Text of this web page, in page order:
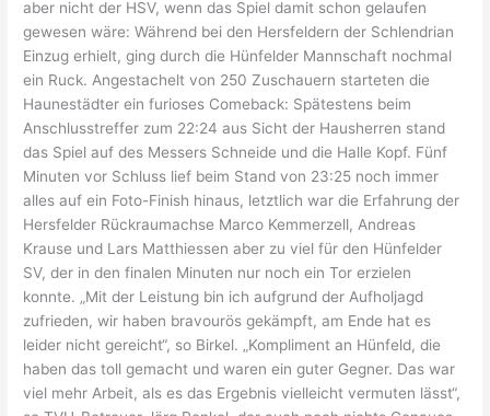
aber nicht der HSV, wenn das Spiel damit schon gelaufen
gewesen wäre: Während bei den Hersfeldern der Schlendrian
Einzug erhielt, ging durch die Hünfelder Mannschaft nochmal
ein Ruck. Angestachelt von 250 Zuschauern starteten die
Haunestädter ein furioses Comeback: Spätestens beim
Anschlusstreffer zum 22:24 aus Sicht der Hausherren stand
das Spiel auf des Messers Schneide und die Halle Kopf. Fünf
Minuten vor Schluss lief beim Stand von 23:25 noch immer
alles auf ein Foto-Finish hinaus, letztlich war die Erfahrung der
Hersfelder Rückraumachse Marco Kemmerzell, Andreas
Krause und Lars Matthiessen aber zu viel für den Hünfelder
SV, der in den finalen Minuten nur noch ein Tor erzielen
konnte. „Mit der Leistung bin ich aufgrund der Aufholjagd
zufrieden, wir haben bravourös gekämpft, am Ende hat es
leider nicht gereicht“, so Birkel. „Kompliment an Hünfeld, die
haben das toll gemacht und waren ein guter Gegner. Das war
viel mehr Arbeit, als es das Ergebnis vielleicht vermuten lässt“,